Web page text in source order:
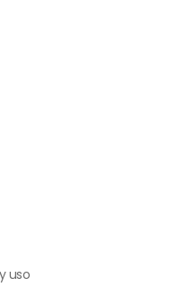
uso